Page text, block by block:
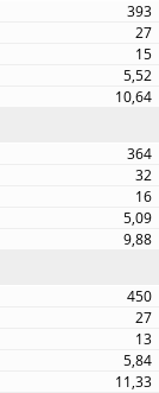
393
27
15
5,52
10,64
364
32
16
5,09
9,88
450
27
13
5,84
11,33